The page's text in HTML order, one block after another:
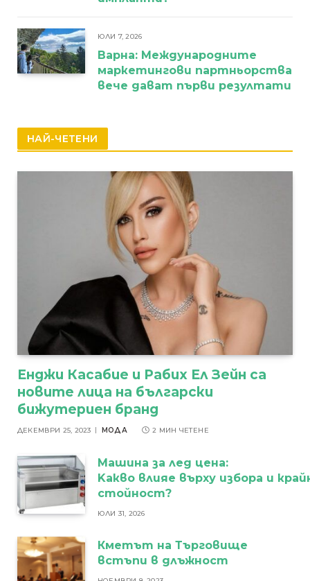
ЮЛИ 7, 2026
Варна: Международните
маркетингови партньорства
вече дават първи резултати
НАЙ-ЧЕТЕНИ
Енджи Касабие и Рабих Ел Зейн са
новите лица на български
бижутериен бранд
ДЕКЕМВРИ 25, 2023 МОДА 2 МИН ЧЕТЕНЕ
Машина за лед цена:
Kакво влияе върху избора и
стойност?
ЮЛИ 31, 2026
Кметът на Търговище
встъпи в длъжност